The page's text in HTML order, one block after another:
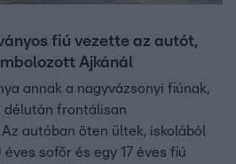
fiú vezette az autót,
Ajkánál
annak a nagyvázsonyi fiúnak,
délután frontálisan
autóban öten ültek, iskolából
sofőr és egy 17 éves fiú